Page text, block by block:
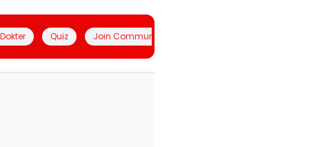
Quiz Join Community